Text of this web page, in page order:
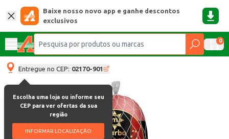
Baixe nosso novo app e ganhe descontos
exclusivos
0
Entregue no CEP: 02170-901
Escolha uma loja ou informe seu
CEP para ver ofertas da sua
região
INFORMAR LOCALIZAÇÃO